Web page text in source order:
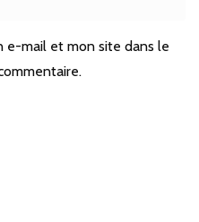
e-mail et mon site dans le